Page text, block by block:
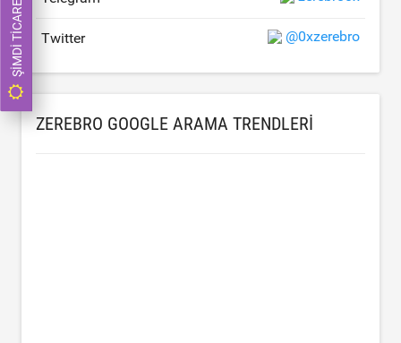
Twitter @0xzerebro
ZEREBRO GOOGLE ARAMA TRENDLERI